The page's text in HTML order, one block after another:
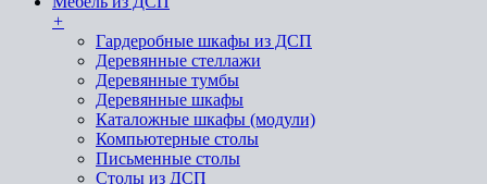
+
Гардеробные шкафы из ДСП
Деревянные стеллажи
Деревянные тумбы
Деревянные шкафы
Каталожные шкафы (модули)
Компьютерные столы
Письменные столы
Столы из ДСП